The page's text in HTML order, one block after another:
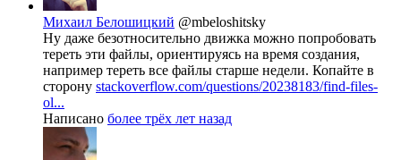
Михаил Белошицкий @mbeloshitsky
Ну даже безотносительно движка можно попробовать
тереть эти файлы, ориентируясь на время создания,
например тереть все файлы старше недели. Копайте в
сторону stackoverflow.com/questions/20238183/find-files-
ol...
Написано более трёх лет назад